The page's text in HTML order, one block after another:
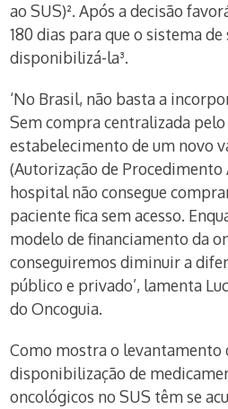
ao SUS)². Após a decisão
180 dias para que o sistema de
disponibilizá-la³.
‘No Brasil, não basta a
Sem compra centralizada
estabelecimento de um novo
(Autorização de
hospital não consegue
paciente fica sem acesso.
modelo de financiamento da
conseguiremos diminuir a
público e privado’, lamenta
do Oncoguia.
Como mostra o levantamento
disponibilização de
oncológicos no SUS têm se